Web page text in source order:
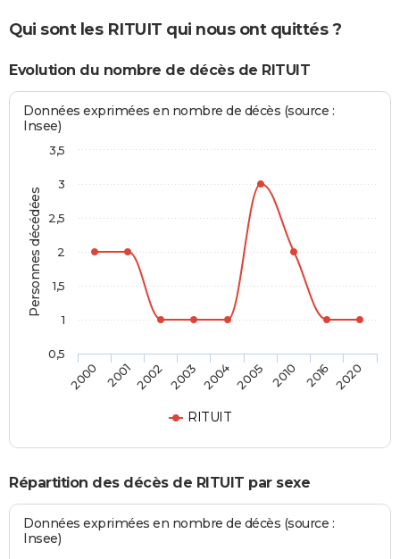
Qui sont les RITUIT qui nous ont quittés ?
Evolution du nombre de décès de RITUIT
Personnes décédées
Données exprimées en nombre de décès (source :
Insee)
RITUIT
2000 20012002 2003 2004 2005 2010 2016 2020
0,5
1
1,5
2
2,5
3
3,5
Répartition des décès de RITUIT par sexe
Données exprimées en nombre de décès (source :
Insee)